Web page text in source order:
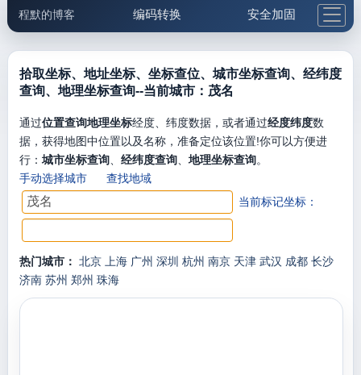
程默的博客 编码转换 安全加固
邮件工具 生活便民 更多工具
拾取坐标、地址坐标、坐标查位、城市坐标查询、经纬度
查询、地理坐标查询--当前城市：茂名
通过位置查询地理坐标经度、纬度数据，或者通过经度纬度数
据，获得地图中位置以及名称，准备定位该位置!你可以方便进
行： 城市坐标查询、 经纬度查询、 地理坐标查询。
手动选择城市
查找地域
当前标记坐标：
热门城市： 北京 上海 广州 深圳 杭州 南京 天津 武汉 成都 长沙
济南 苏州 郑州 珠海